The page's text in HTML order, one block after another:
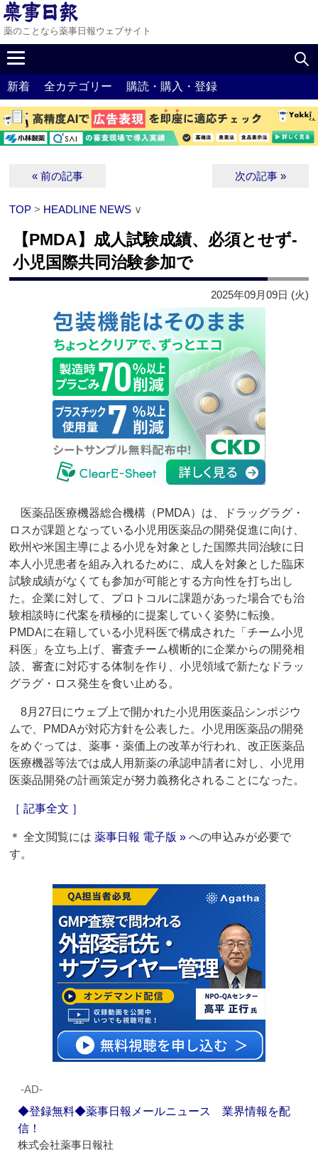
薬のことなら薬事日報ウェブサイト
新着 全カテゴリー 購読・購入・登録
« 前の記事 次の記事 »
TOP > HEADLINE NEWS ∨
【PMDA】成人試験成績、必須とせず‐
小児国際共同治験参加で
2025年09月09日 (火)
医薬品医療機器総合機構（PMDA）は、ドラッグラグ・
ロスが課題となっている小児用医薬品の開発促進に向け、
欧州や米国主導による小児を対象とした国際共同治験に日
本人小児患者を組み入れるために、成人を対象とした臨床
試験成績がなくても参加が可能とする方向性を打ち出し
た。企業に対して、プロトコルに課題があった場合でも治
験相談時に代案を積極的に提案していく姿勢に転換。
PMDAに在籍している小児科医で構成された「チーム小児
科医」を立ち上げ、審査チーム横断的に企業からの開発相
談、審査に対応する体制を作り、小児領域で新たなドラッ
グラグ・ロス発生を食い止める。
8月27日にウェブ上で開かれた小児用医薬品シンポジウ
ムで、PMDAが対応方針を公表した。小児用医薬品の開発
をめぐっては、薬事・薬価上の改革が行われ、改正医薬品
医療機器等法では成人用新薬の承認申請者に対し、小児用
医薬品開発の計画策定が努力義務化されることになった。
［ 記事全文 ］
＊ 全文閲覧には薬事日報 電子版 » への申込みが必要で
す。
‐AD‐
◆登録無料◆薬事日報メールニュース 業界情報を配
信！
株式会社薬事日報社